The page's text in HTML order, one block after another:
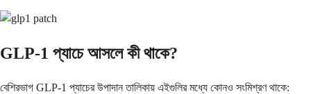
GLP-1 প্যাচে আসলে কী থাকে?
বেশিরভাগ GLP-1 প্যাচের উপাদান তালিকায় এইগুলির মধ্যে কোনও সংমিশ্রণ থাকে: